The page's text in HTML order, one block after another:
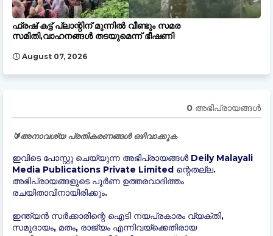
ഫ്രഷ് കട്ട് പ്ലാന്റിന് മുന്നിൽ വീണ്ടും സമര
സമിതി,വാഹനങ്ങൾ തടയുമെന്ന് ഭീഷണി
August 07, 2026
0 അഭിപ്രായങ്ങള്‍
🔰അനാവശ്യ പ്രതികരണങ്ങൾ ഒഴിവാക്കുക
ഇവിടെ പോസ്റ്റു ചെയ്യുന്ന അഭിപ്രായങ്ങൾ Deily Malayali
Media Publications Private Limited ന്റെതല്ല.
അഭിപ്രായങ്ങളുടെ പൂർണ ഉത്തരവാദിത്തം
രചയിതാവിനായിരിക്കും.
ഇന്ത്യന്‍ സർക്കാരിന്റെ ഐടി നയപ്രകാരം വ്യക്തി,
സമുദായം, മതം, രാജ്യം എന്നിവയ്ക്കെതിരായ